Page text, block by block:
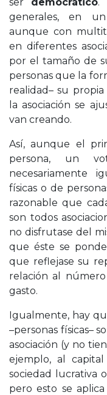
generales, en un
aunque con
en diferentes
por el tamaño de
personas que la
realidad– su
la asociación se
van creando.
Así, aunque el
persona, un
necesariamente
físicas o de
razonable que
son todos
no disfrutase del
que éste se
que reflejase su
relación al
gasto.
Igualmente, hay
–personas físicas–
asociación (y no
ejemplo, al
sociedad lucrativa
pero esto se